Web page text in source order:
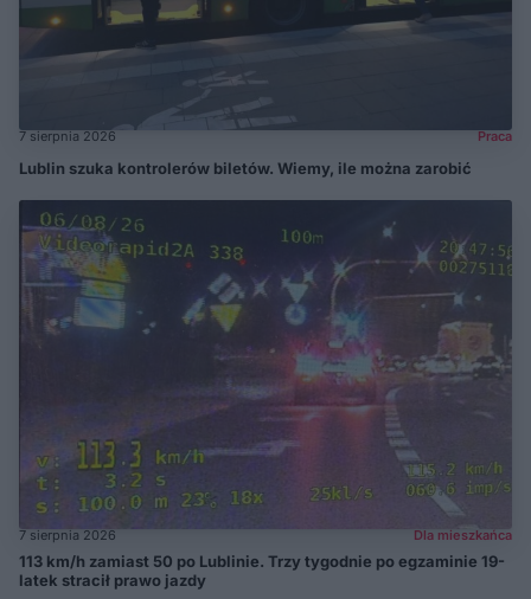
7 sierpnia 2026 Praca
Lublin szuka kontrolerów biletów. Wiemy, ile można zarobić
7 sierpnia 2026 Dla mieszkańca
113 km/h zamiast 50 po Lublinie. Trzy tygodnie po egzaminie 19-
latek stracił prawo jazdy